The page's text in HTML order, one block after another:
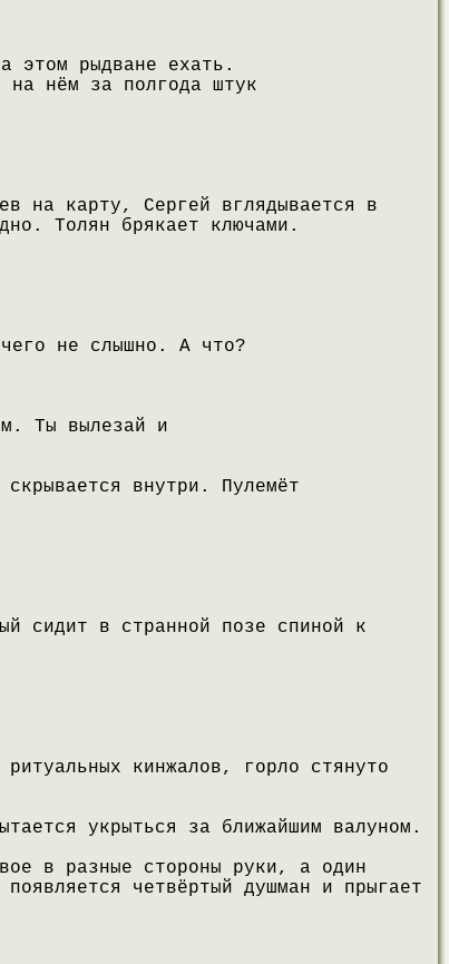
этом рыдване ехать.
на нём за полгода штук
на карту, Сергей вглядывается в
Толян брякает ключами.
не слышно. А что?
Ты вылезай и
внутри. Пулемёт
сидит в странной позе спиной к
кинжалов, горло стянуто
укрыться за ближайшим валуном.
в разные стороны руки, а один
четвёртый душман и прыгает